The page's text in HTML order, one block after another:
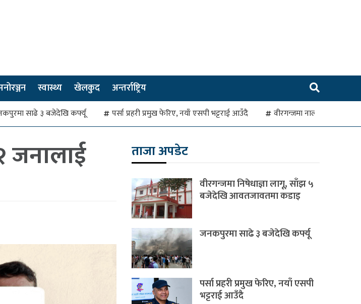
स्वास्थ्य खेलकुद अन्तर्राष्ट्रिय
साढे ३ बजेदेखि कर्फ्यू पर्सा प्रहरी प्रमुख फेरिए, नयाँ एसपी भट्टराई आउँदै वीरगन्जमा नाला जाम हुँदा
जनालाई ताजा अपडेट
वीरगन्जमा निषेधाज्ञा लागू, साँझ ५
बजेदेखि आवतजावतमा कडाइ
जनकपुरमा साढे ३ बजेदेखि कर्फ्यू
पर्सा प्रहरी प्रमुख फेरिए, नयाँ एसपी
भट्टराई आउँदै